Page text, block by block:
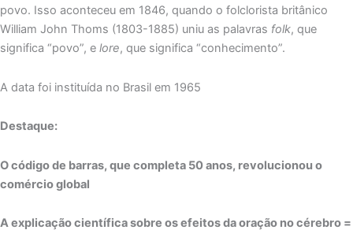
povo. Isso aconteceu em 1846, quando o folclorista britânico
William John Thoms (1803-1885) uniu as palavras folk, que
significa “povo”, e lore, que significa “conhecimento”.
A data foi instituída no Brasil em 1965
Destaque:
O código de barras, que completa 50 anos, revolucionou o
comércio global
A explicação científica sobre os efeitos da oração no cérebro =